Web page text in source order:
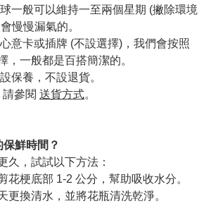
一般可以維持一至兩個星期 (撇除環境
慢慢漏氣的。
意卡或插牌 (不設選擇)，我們會按照
，一般都是百搭簡潔的。
保養，不設退貨。
參閱 送貨方式。
鮮時間？
久，試試以下方法：
花梗底部 1-2 公分，幫助吸收水分。
更換清水，並將花瓶清洗乾淨。